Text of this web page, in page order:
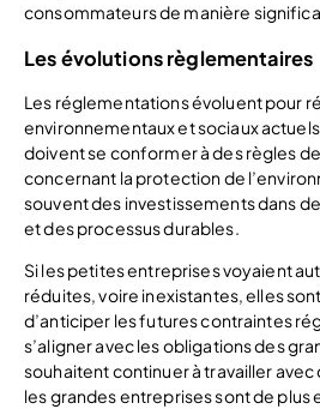
consommateurs de manière
Les évolutions règlementaires
Les réglementations évoluent pour
environnementaux et sociaux
doivent se conformer à des règles
concernant la protection de
souvent des investissements dans
et des processus durables.
Si les petites entreprises voyaient
réduites, voire inexistantes, elles
d’anticiper les futures contraintes
s’aligner avec les obligations des
souhaitent continuer à travailler
les grandes entreprises sont de plus